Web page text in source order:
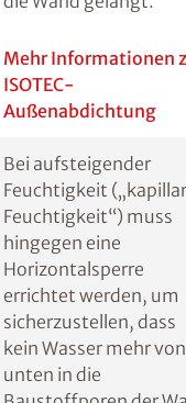
oder
und ein
zu
Bei von der Seite
eindringender